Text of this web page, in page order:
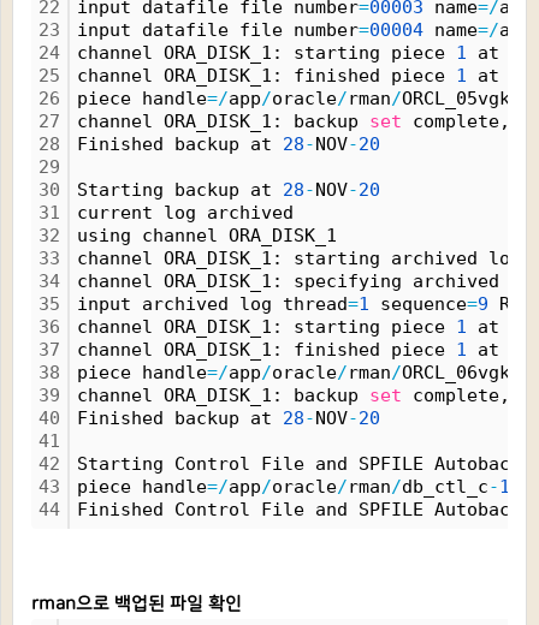
22
23
24
25
26
27
28
29
30
31
32
33
34
35
36
37
38
39
40
41
42
43
44
input datafile file number=00003 name=/app
input datafile file number=00004 name=/app
channel ORA_DISK_1: starting piece 1 at
channel ORA_DISK_1: finished piece 1 at
piece handle=/app/oracle/rman/
channel ORA_DISK_1: backup set complete,
Finished backup at 28-NOV-20
Starting backup at 28-NOV-20
current log archived
using channel ORA_DISK_1
channel ORA_DISK_1: starting archived log
channel ORA_DISK_1: specifying archived
input archived log thread=1 sequence=9
channel ORA_DISK_1: starting piece 1 at
channel ORA_DISK_1: finished piece 1 at
piece handle=/app/oracle/rman/
channel ORA_DISK_1: backup set complete,
Finished backup at 28-NOV-20
Starting Control File and SPFILE
piece handle=/app/oracle/rman/db_ctl_c-
Finished Control File and SPFILE
rman으로 백업된 파일 확인